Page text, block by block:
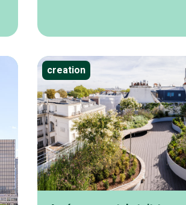
creation